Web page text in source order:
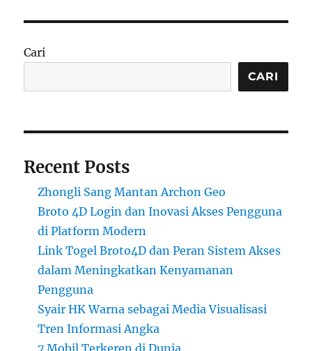
Cari
CARI
Recent Posts
Zhongli Sang Mantan Archon Geo
Broto 4D Login dan Inovasi Akses Pengguna
di Platform Modern
Link Togel Broto4D dan Peran Sistem Akses
dalam Meningkatkan Kenyamanan
Pengguna
Syair HK Warna sebagai Media Visualisasi
Tren Informasi Angka
7 Mobil Terkeren di Dunia